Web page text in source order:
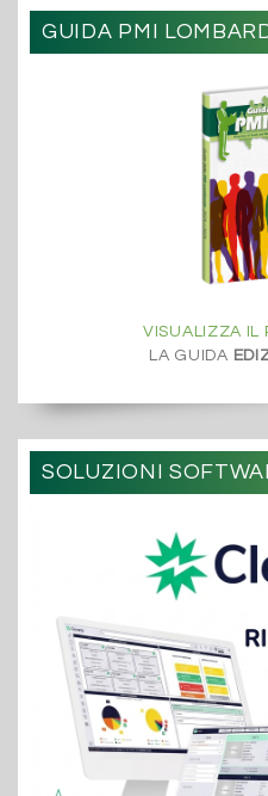
GUIDA PMI
VISUALIZZA IL
LA GUIDA
SOLUZIONI